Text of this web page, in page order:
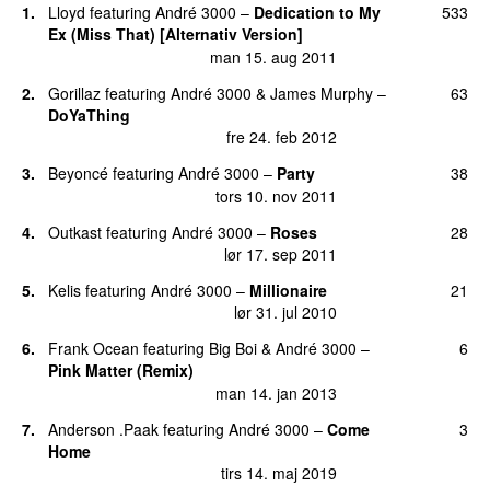
1. Lloyd featuring André 3000 – Dedication to My
Ex (Miss That) [Alternativ Version]
man 15. aug 2011
533
2. Gorillaz featuring André 3000 & James Murphy –
DoYaThing
fre 24. feb 2012
63
3. Beyoncé featuring André 3000 – Party
tors 10. nov 2011
38
4. Outkast featuring André 3000 – Roses
lør 17. sep 2011
28
5. Kelis featuring André 3000 – Millionaire
lør 31. jul 2010
21
6. Frank Ocean featuring Big Boi & André 3000 –
Pink Matter (Remix)
man 14. jan 2013
6
7. Anderson .Paak featuring André 3000 – Come
Home
tirs 14. maj 2019
3